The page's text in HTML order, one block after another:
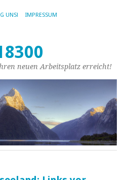
UNS! IMPRESSUM
neuen Arbeitsplatz erreicht!